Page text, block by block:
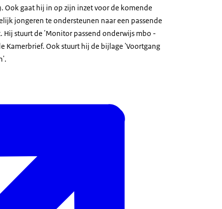
Ook gaat hij in op zijn inzet voor de komende
jongeren te ondersteunen naar een passende
Hij stuurt de 'Monitor passend onderwijs mbo -
Kamerbrief. Ook stuurt hij de bijlage 'Voortgang